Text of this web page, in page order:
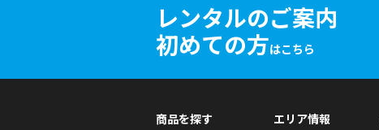
レンタルのご案内
初めての方はこちら
商品を探す エリア情報